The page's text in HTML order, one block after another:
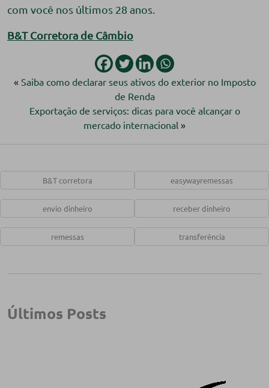
com você nos últimos 28 anos.
B&T Corretora de Câmbio
« Saiba como declarar seus ativos do exterior no Imposto
de Renda
Exportação de serviços: dicas para você alcançar o
mercado internacional »
B&T corretora easywayremessas
envio dinheiro receber dinheiro
remessas transferência
Últimos Posts